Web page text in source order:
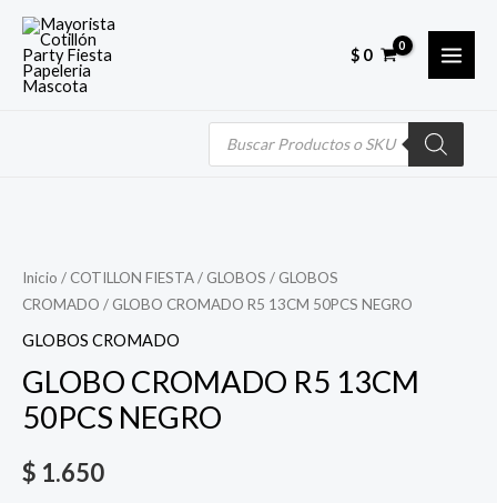
Skip
content
$0
Búsqueda
Inicio / COTILLON FIESTA/ GLOBOS / GLOBOS
CROMADO / GLOBO CROMADO R5 13CM 50PCS NEGRO
GLOBOS CROMADO
GLOBO CROMADO R5 13CM
50PCS NEGRO
$ 1.650